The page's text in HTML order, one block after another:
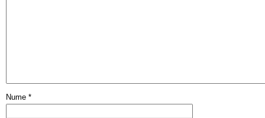
Nume *